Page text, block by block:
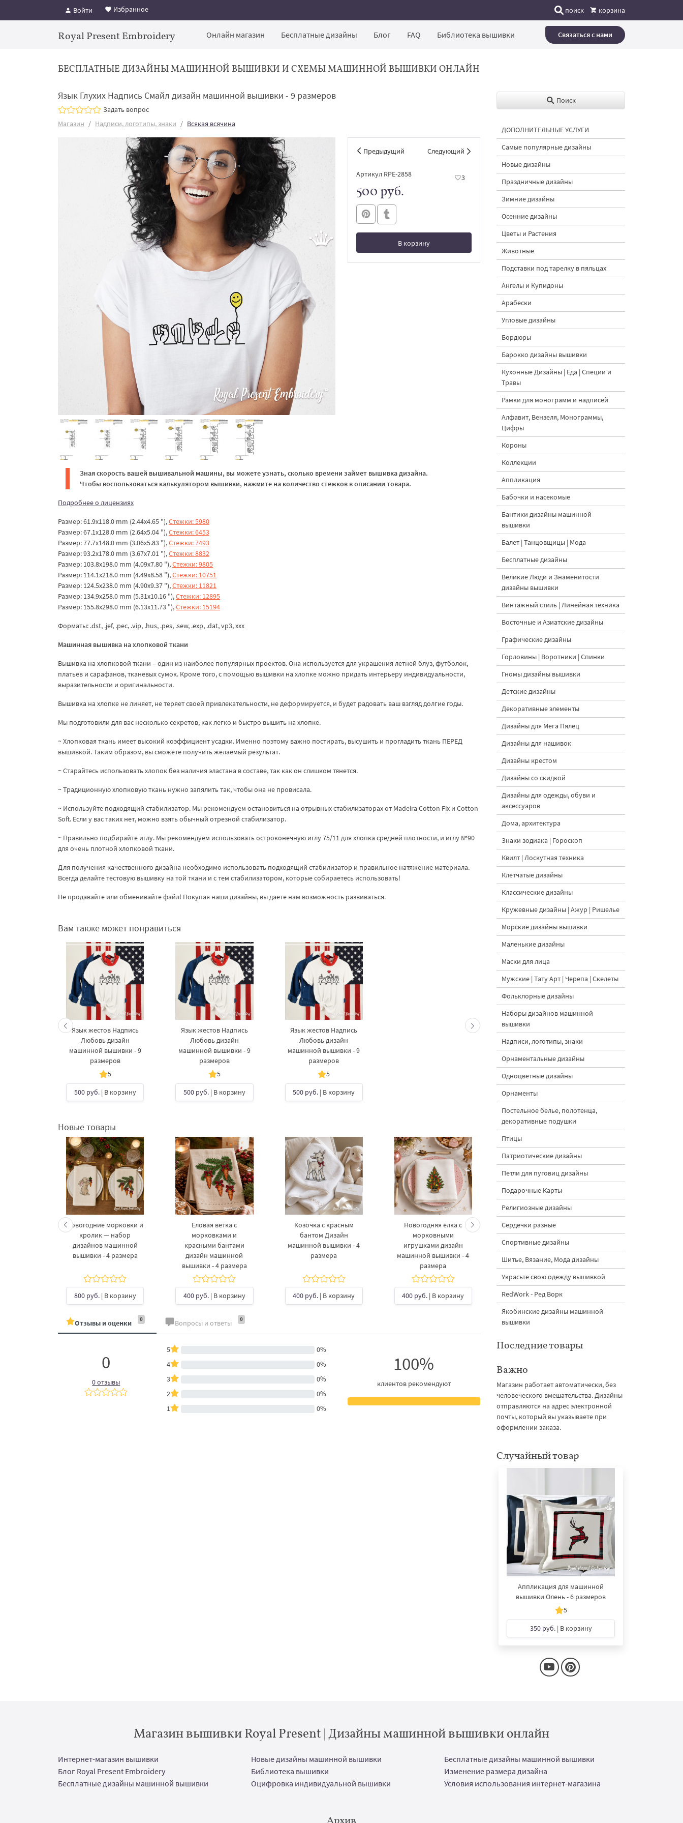
Войти Избранное поиск корзина
Royal Present Embroidery Онлайн магазин Бесплатные дизайны Блог FAQ Библиотека вышивки Связаться с нами
БЕСПЛАТНЫЕ ДИЗАЙНЫ МАШИННОЙ ВЫШИВКИ И СХЕМЫ МАШИННОЙ ВЫШИВКИ ОНЛАЙН
Язык Глухих Надпись Смайл дизайн машинной вышивки - 9 размеров
Задать вопрос
Магазин
Надписи, логотипы, знаки Всякая всячина
Предыдущий Следующий
Артикул RPE-2858 3
500 руб.
В корзину
В корзине
Зная скорость вашей вышивальной машины, вы можете узнать, сколько времени займет вышивка дизайна.
Чтобы воспользоваться калькулятором вышивки, нажмите на количество стежков в описании товара.
Подробнее о лицензиях
Размер: 61.9x118.0 mm (2.44x4.65 "),Стежки: 5980
Размер: 67.1x128.0 mm (2.64x5.04 "),Стежки: 6453
Размер: 77.7x148.0 mm (3.06x5.83 "),Стежки: 7493
Размер: 93.2x178.0 mm (3.67x7.01 "),Стежки: 8832
Размер: 103.8x198.0 mm (4.09x7.80 "),Стежки: 9805
Размер: 114.1x218.0 mm (4.49x8.58 "),Стежки: 10751
Размер: 124.5x238.0 mm (4.90x9.37 "),Стежки: 11821
Размер: 134.9x258.0 mm (5.31x10.16 "),Стежки: 12895
Размер: 155.8x298.0 mm (6.13x11.73 "),Стежки: 15194
Форматы: .dst, .jef, .pec, .vip, .hus, .pes, .sew, .exp, .dat, vp3, xxx
Машинная вышивка на хлопковой ткани
Вышивка на хлопковой ткани – один из наиболее популярных проектов. Она используется для украшения летней блуз, футболок,
платьев и сарафанов, тканевых сумок. Кроме того, с помощью вышивки на хлопке можно придать интерьеру индивидуальности,
выразительности и оригинальности.
Вышивка на хлопке не линяет, не теряет своей привлекательности, не деформируется, и будет радовать ваш взгляд долгие годы.
Мы подготовили для вас несколько секретов, как легко и быстро вышить на хлопке.
~ Хлопковая ткань имеет высокий коэффициент усадки. Именно поэтому важно постирать, высушить и прогладить ткань ПЕРЕД
вышивкой. Таким образом, вы сможете получить желаемый результат.
~ Старайтесь использовать хлопок без наличия эластана в составе, так как он слишком тянется.
~ Традиционную хлопковую ткань нужно запялить так, чтобы она не провисала.
~ Используйте подходящий стабилизатор. Мы рекомендуем остановиться на отрывных стабилизаторах от Madeira Cotton Fix и Cotton
Soft. Если у вас таких нет, можно взять обычный отрезной стабилизатор.
~ Правильно подбирайте иглу. Мы рекомендуем использовать остроконечную иглу 75/11 для хлопка средней плотности, и иглу №90
для очень плотной хлопковой ткани.
Для получения качественного дизайна необходимо использовать подходящий стабилизатор и правильное натяжение материала.
Всегда делайте тестовую вышивку на той ткани и с тем стабилизатором, которые собираетесь использовать!
Не продавайте или обменивайте файл! Покупая наши дизайны, вы даете нам возможность развиваться.
Вам также может понравиться
Язык жестов Надпись
Любовь дизайн
машинной вышивки - 9
размеров
5
500 руб.| В корзину
Язык жестов Надпись
Любовь дизайн
машинной вышивки - 9
размеров
5
500 руб.| В корзину
Язык жестов Надпись
Любовь дизайн
машинной вышивки - 9
размеров
5
500 руб. | В корзину
Новые товары
Новогодние морковки и
кролик — набор
дизайнов машинной
вышивки - 4 размера
800 руб.| В корзину
Еловая ветка с
морковками и
красными бантами
дизайн машинной
вышивки - 4 размера
400 руб.| В корзину
Козочка с красным
бантом Дизайн
машинной вышивки - 4
размера
400 руб. | В корзину
Новогодняя ёлка с
морковными
игрушками дизайн
машинной вышивки - 4
размера
400 руб. | В корзину
Кролик украшает ёлку
морковками дизайн
машинной вышивки - 3
размера
500 руб.| В корзину
Отзывы и оценки 0 Вопросы и ответы 0
0
0 отзывы
5
0%
4
0%
3
0%
2
0%
1
0%
100%
клиентов рекомендуют
Поиск
ДОПОЛНИТЕЛЬНЫЕ УСЛУГИ
Самые популярные дизайны
Новые дизайны
Праздничные дизайны
Зимние дизайны
Осенние дизайны
Цветы и Растения
Животные
Подставки под тарелку в пяльцах
Ангелы и Купидоны
Арабески
Угловые дизайны
Бордюры
Барокко дизайны вышивки
Кухонные Дизайны | Еда | Специи и
Травы
Рамки для монограмм и надписей
Алфавит, Вензеля, Монограммы,
Цифры
Короны
Коллекции
Аппликация
Бабочки и насекомые
Бантики дизайны машинной
вышивки
Балет | Танцовщицы | Мода
Бесплатные дизайны
Великие Люди и Знаменитости
дизайны вышивки
Винтажный стиль | Линейная техника
Восточные и Азиатские дизайны
Графические дизайны
Горловины | Воротники | Спинки
Гномы дизайны вышивки
Детские дизайны
Декоративные элементы
Дизайны для Мега Пялец
Дизайны для нашивок
Дизайны крестом
Дизайны со скидкой
Дизайны для одежды, обуви и
аксессуаров
Дома, архитектура
Знаки зодиака | Гороскоп
Квилт | Лоскутная техника
Клетчатые дизайны
Классические дизайны
Кружевные дизайны | Ажур | Ришелье
Морские дизайны вышивки
Маленькие дизайны
Маски для лица
Мужские | Тату Арт | Черепа | Скелеты
Фольклорные дизайны
Наборы дизайнов машинной
вышивки
Надписи, логотипы, знаки
Орнаментальные дизайны
Одноцветные дизайны
Орнаменты
Постельное белье, полотенца,
декоративные подушки
Птицы
Патриотические дизайны
Петли для пуговиц дизайны
Подарочные Карты
Религиозные дизайны
Сердечки разные
Спортивные дизайны
Шитье, Вязание, Мода дизайны
Украсьте свою одежду вышивкой
RedWork - Ред Ворк
Якобинские дизайны машинной
вышивки
Последние товары
Важно
Магазин работает автоматически, без
человеческого вмешательства. Дизайны
отправляются на адрес электронной
почты, который вы указываете при
оформлении заказа.
Случайный товар
Аппликация для машинной
вышивки Олень - 6 размеров
5
350 руб.| В корзину
Магазин вышивки Royal Present | Дизайны машинной вышивки онлайн
Интернет-магазин вышивки Новые дизайны машинной вышивки
Бесплатные дизайны машинной вышивки
Блог Royal Present Embroidery
Библиотека вышивки
Изменение размера дизайна
Бесплатные дизайны машинной вышивки
Оцифровка индивидуальной вышивки Условия использования интернет-магазина
Архив